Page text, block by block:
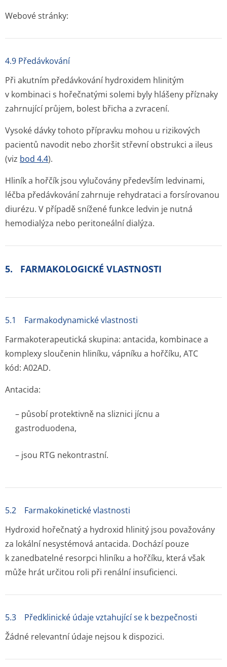
Webové stránky:
4.9 Předávkování
Při akutním předávkování hydroxidem hlinitým
v kombinaci s hořečnatými solemi byly hlášeny příznaky
zahrnující průjem, bolest břicha a zvracení.
Vysoké dávky tohoto přípravku mohou u rizikových
pacientů navodit nebo zhoršit střevní obstrukci a ileus
(viz bod 4.4).
Hliník a hořčík jsou vylučovány především ledvinami,
léčba předávkování zahrnuje rehydrataci a forsírovanou
diurézu. V případě snížené funkce ledvin je nutná
hemodialýza nebo peritoneální dialýza.
5. FARMAKOLOGICKÉ VLASTNOSTI
5.1 Farmakodynamické vlastnosti
Farmakoterapeutická skupina: antacida, kombinace a
komplexy sloučenin hliníku, vápníku a hořčíku, ATC
kód: A02AD.
Antacida:
– působí protektivně na sliznici jícnu a
gastroduodena,
– jsou RTG nekontrastní.
5.2 Farmakokinetické vlastnosti
Hydroxid hořečnatý a hydroxid hlinitý jsou považovány
za lokální nesystémová antacida. Dochází pouze
k zanedbatelné resorpci hliníku a hořčíku, která však
může hrát určitou roli při renální insuficienci.
5.3 Předklinické údaje vztahující se k bezpečnosti
Žádné relevantní údaje nejsou k dispozici.